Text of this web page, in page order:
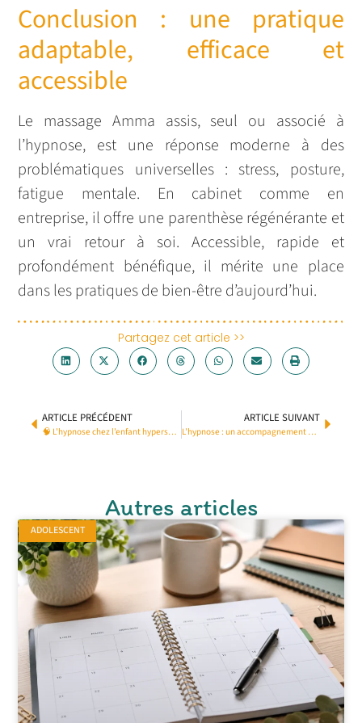
Conclusion : une pratique
adaptable, efficace et
accessible
Le massage Amma assis, seul ou associé à
l’hypnose, est une réponse moderne à des
problématiques universelles : stress, posture,
fatigue mentale. En cabinet comme en
entreprise, il offre une parenthèse régénérante et
un vrai retour à soi. Accessible, rapide et
profondément bénéfique, il mérite une place
dans les pratiques de bien-être d’aujourd’hui.
Partagez cet article >>
ARTICLE PRÉCÉDENT
🧠 L’hypnose chez l’enfant hypersensible : une approche douce et ludique pour mieux grandir
ARTICLE SUIVANT
L’hypnose : un accompagnement efficace pour maigrir
Autres articles
ADOLESCENT